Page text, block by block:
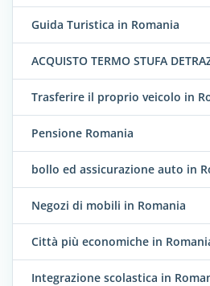
Guida Turistica in Romania
ACQUISTO TERMO STUFA
Trasferire il proprio veicolo in
Pensione Romania
bollo ed assicurazione auto in
Negozi di mobili in Romania
Città più economiche in
Integrazione scolastica in